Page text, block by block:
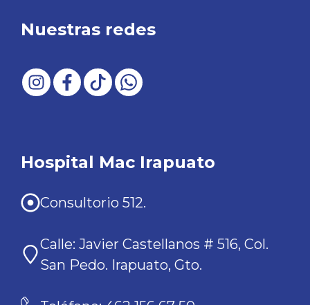
Nuestras redes
Hospital Mac Irapuato
Consultorio 512.
Calle: Javier Castellanos # 516, Col.
San Pedo. Irapuato, Gto.